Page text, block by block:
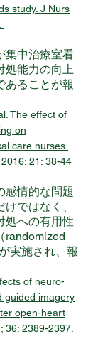
study. J Nurs
集中治療室看
処能力の向上
あることが報
The effect of
on
care nurses.
21: 38-44
感情的な問題
ではなく、
処への有用性
randomized
実施され、 報
of neuro-
guided imagery
open-heart
36: 2389-2397.